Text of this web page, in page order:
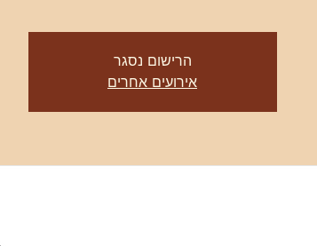
הרישום נסגר
אירועים אחרים